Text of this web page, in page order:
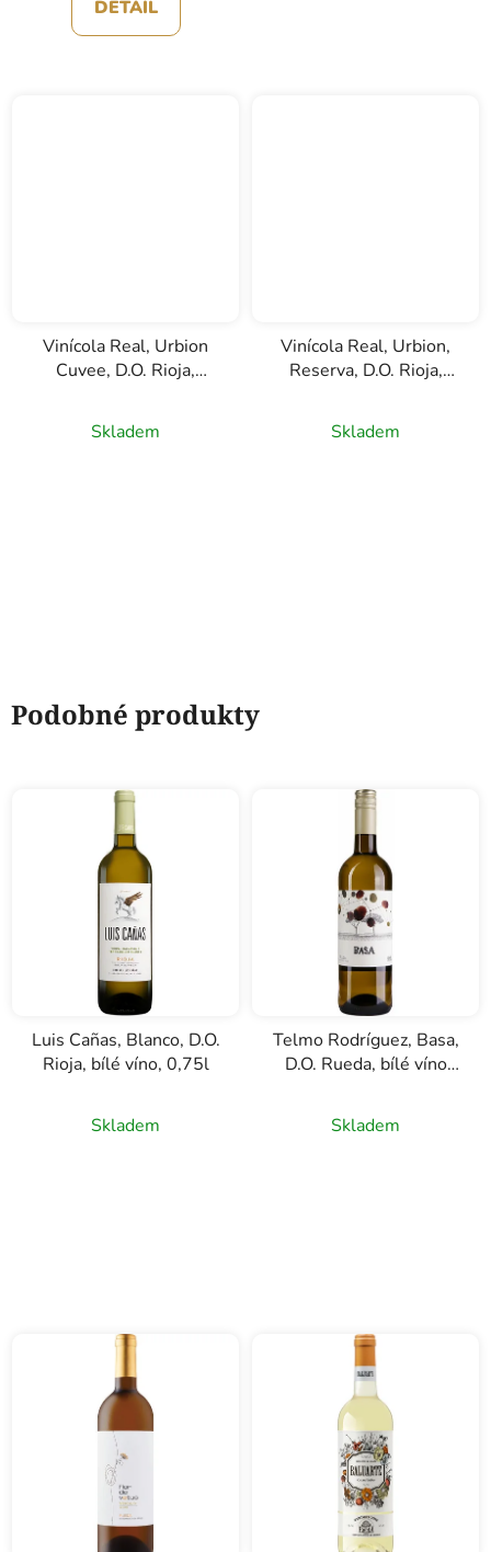
DETAIL
Vinícola Real, Urbion
Cuvee, D.O. Rioja,
Skladem
Vinícola Real, Urbion,
Reserva, D.O. Rioja,
Skladem
Podobné produkty
Luis Cañas, Blanco, D.O.
Rioja, bílé víno, 0,75l
Skladem
Telmo Rodríguez, Basa,
D.O. Rueda, bílé víno
Skladem